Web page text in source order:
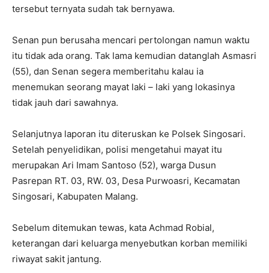
tersebut ternyata sudah tak bernyawa.
Senan pun berusaha mencari pertolongan namun waktu
itu tidak ada orang. Tak lama kemudian datanglah Asmasri
(55), dan Senan segera memberitahu kalau ia
menemukan seorang mayat laki – laki yang lokasinya
tidak jauh dari sawahnya.
Selanjutnya laporan itu diteruskan ke Polsek Singosari.
Setelah penyelidikan, polisi mengetahui mayat itu
merupakan Ari Imam Santoso (52), warga Dusun
Pasrepan RT. 03, RW. 03, Desa Purwoasri, Kecamatan
Singosari, Kabupaten Malang.
Sebelum ditemukan tewas, kata Achmad Robial,
keterangan dari keluarga menyebutkan korban memiliki
riwayat sakit jantung.